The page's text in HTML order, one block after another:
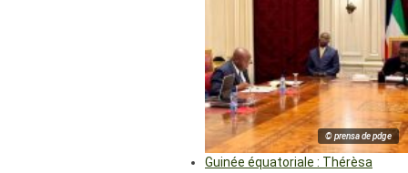
© prensa de pdge
Guinée équatoriale : Thérèsa